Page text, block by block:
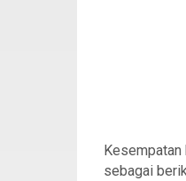
Kesempatan
sebagai